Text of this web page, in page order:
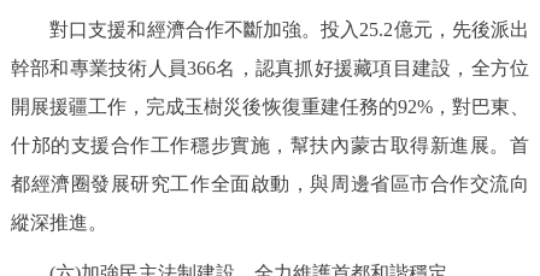
對口支援和經濟合作不斷加強。投入25.2億元，先後派出
幹部和專業技術人員366名，認真抓好援藏項目建設，全方位
開展援疆工作，完成玉樹災後恢復重建任務的92%，對巴東、
什邡的支援合作工作穩步實施，幫扶內蒙古取得新進展。首
都經濟圈發展研究工作全面啟動，與周邊省區市合作交流向
縱深推進。